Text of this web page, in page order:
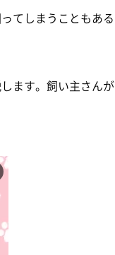
てしまうこともある
ます。飼い主さんが